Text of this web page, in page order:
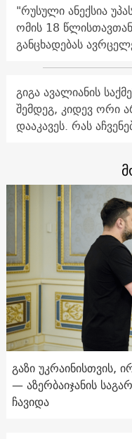
"რუსული ანექსია
ომის 18
განცხადებას
გიგა ავალიანის
შემდეგ, კიდევ ორი
დააკავეს. რას
გაზი უკრაინისთვის,
— აზერბაიჯანის
ჩავიდა